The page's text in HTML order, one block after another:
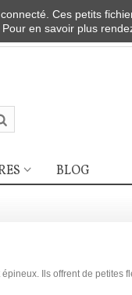
Ces petits
en savoir plus
BLOG
Ils offrent de